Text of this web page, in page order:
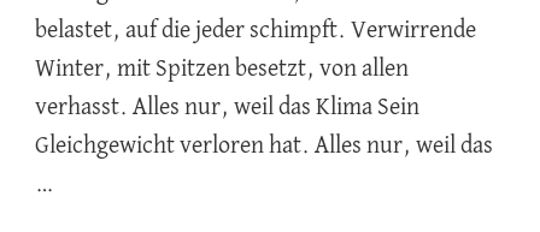
belastet, auf die jeder schimpft. Verwirrende
Winter, mit Spitzen besetzt, von allen
verhasst. Alles nur, weil das Klima Sein
Gleichgewicht verloren hat. Alles nur, weil das
…